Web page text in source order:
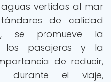
vertidas al mar
de calidad
se promueve la
los pasajeros y la
de reducir,
durante el viaje,